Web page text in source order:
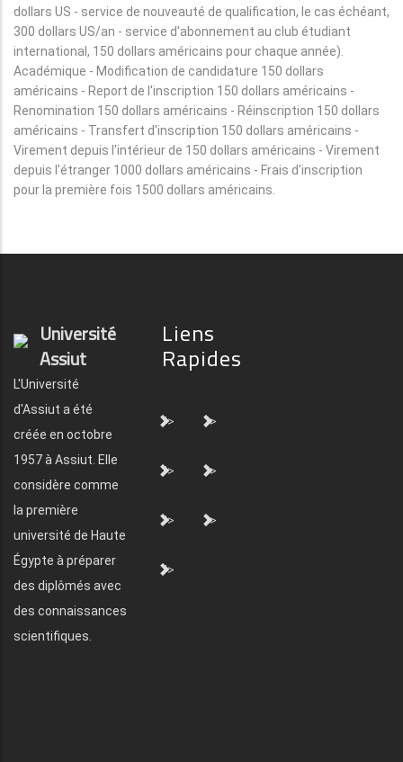
dollars US - service de nouveauté de qualification, le cas échéant,
300 dollars US/an - service d'abonnement au club étudiant
international, 150 dollars américains pour chaque année).
Académique - Modification de candidature 150 dollars
américains - Report de l'inscription 150 dollars américains -
Renomination 150 dollars américains - Réinscription 150 dollars
américains - Transfert d'inscription 150 dollars américains -
Virement depuis l'intérieur de 150 dollars américains - Virement
depuis l'étranger 1000 dollars américains - Frais d'inscription
pour la première fois 1500 dollars américains.
Université
Assiut
L'Université
d'Assiut a été
créée en octobre
1957 à Assiut. Elle
considère comme
la première
université de Haute
Égypte à préparer
des diplômés avec
des connaissances
scientifiques.
Liens
Rapides
"> ">
"> ">
"> ">
">